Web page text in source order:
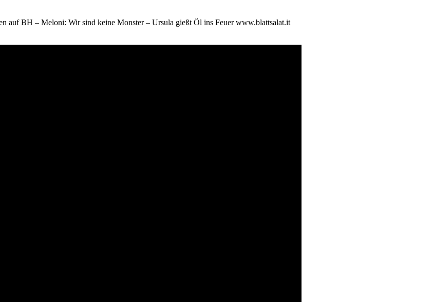
auf BH – Meloni: Wir sind keine Monster – Ursula gießt Öl ins Feuer www.blattsalat.it